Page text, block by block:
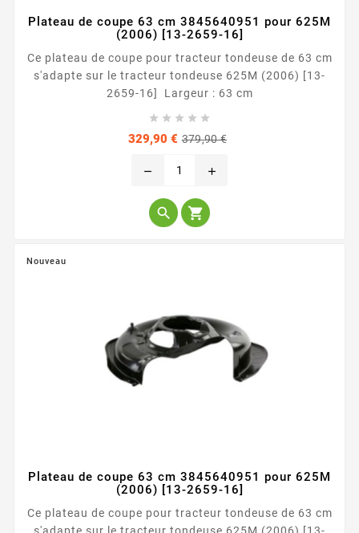
Plateau de coupe 63 cm 3845640951 pour 625M
(2006) [13-2659-16]
Ce plateau de coupe pour tracteur tondeuse de 63 cm
s'adapte sur le tracteur tondeuse 625M (2006) [13-
2659-16] Largeur : 63 cm
    
329,90 € 379,90 €
remove add
 
Nouveau
Plateau de coupe 63 cm 3845640951 pour 625M
(2006) [13-2659-16]
Ce plateau de coupe pour tracteur tondeuse de 63 cm